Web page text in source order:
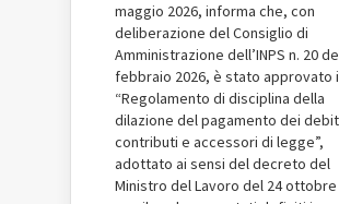
maggio 2026, informa che, con
deliberazione del Consiglio di
Amministrazione dell’INPS n. 20
febbraio 2026, è stato approvato
“Regolamento di disciplina della
dilazione del pagamento dei
contributi e accessori di legge”,
adottato ai sensi del decreto del
Ministro del Lavoro del 24 ottobre